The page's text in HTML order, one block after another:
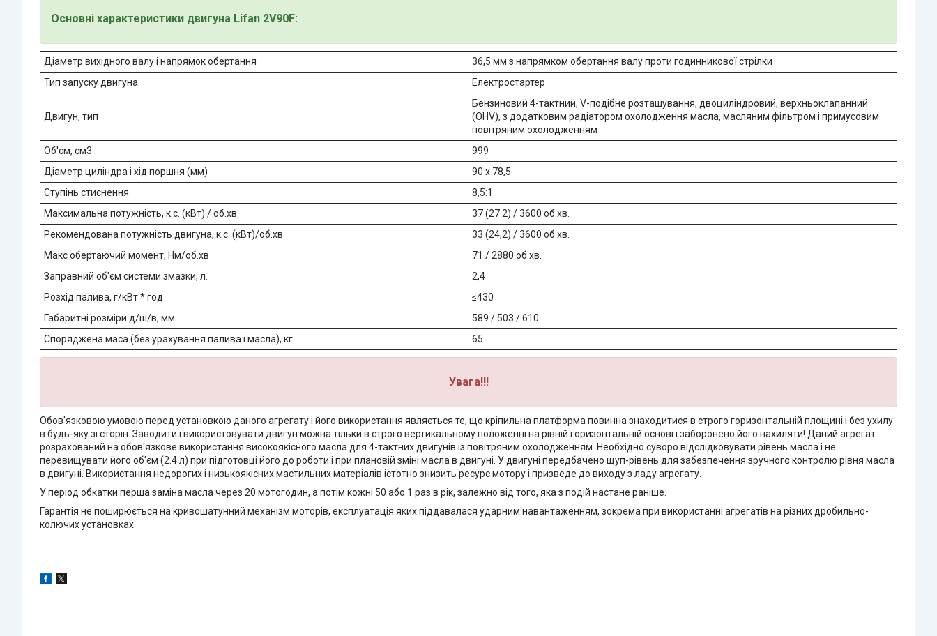
Основні характеристики двигуна Lifan 2V90F:
Діаметр вихідного валу і напрямок обертання
36,5 мм з напрямком обертання валу проти годинникової стрілки
Тип запуску двигуна
Електростартер
Двигун, тип
Бензиновий 4-тактний, V-подібне розташування, двоциліндровий, верхньоклапанний
(OHV), з додатковим радіатором охолодження масла, масляним фільтром і примусовим
повітряним охолодженням
Об'єм, см3
999
Діаметр циліндра і хід поршня (мм)
90 х 78,5
Ступінь стиснення
8,5:1
Максимальна потужність, к.с. (кВт) / об.хв.
37 (27.2) / 3600 об.хв.
Рекомендована потужність двигуна, к.с. (кВт)/об.хв
33 (24,2) / 3600 об.хв.
Макс обертаючий момент, Нм/об.хв
71 / 2880 об.хв.
Заправний об'єм системи змазки, л.
2,4
Розхід палива, г/кВт * год
≤430
Габаритні розміри д/ш/в, мм
589 / 503 / 610
Споряджена маса (без урахування палива і масла), кг
65
Увага!!!
Обов'язковою умовою перед установкою даного агрегату і його використання являється те, що кріпильна платформа повинна знаходитися в строго горизонтальній площині і без ухилу
в будь-яку зі сторін. Заводити і використовувати двигун можна тільки в строго вертикальному положенні на рівній горизонтальній основі і заборонено його нахиляти! Даний агрегат
розрахований на обов'язкове використання високоякісного масла для 4-тактних двигунів із повітряним охолодженням. Необхідно суворо відслідковувати рівень масла і не
перевищувати його об'єм (2.4 л) при підготовці його до роботи і при плановій зміні масла в двигуні. У двигуні передбачено щуп-рівень для забезпечення зручного контролю рівня масла
в двигуні. Використання недорогих і низькоякісних мастильних матеріалів істотно знизить ресурс мотору і призведе до виходу з ладу агрегату.
У період обкатки перша заміна масла через 20 мотогодин, а потім кожні 50 або 1 раз в рік, залежно від того, яка з подій настане раніше.
Гарантія не поширюється на кривошатунний механізм моторів, експлуатація яких піддавалася ударним навантаженням, зокрема при використанні агрегатів на різних дробильно-
колючих установках.